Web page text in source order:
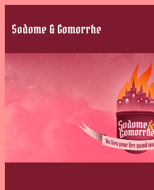
Sodome & Gomorrhe